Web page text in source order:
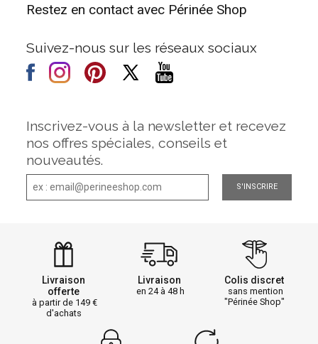
Restez en contact avec Périnée Shop
Suivez-nous sur les réseaux sociaux
Inscrivez-vous à la newsletter et recevez
nos offres spéciales, conseils et
nouveautés.
S'INSCRIRE
Livraison
offerte
à partir de 149
d'achats
Livraison
en 24 à 48 h
Colis discret
sans mention
"Périnée Shop"